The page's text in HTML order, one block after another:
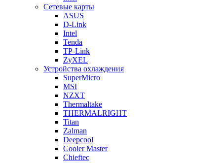
Сетевые карты
ASUS
D-Link
Intel
Tenda
TP-Link
ZyXEL
Устройства охлаждения
SuperMicro
MSI
NZXT
Thermaltake
THERMALRIGHT
Titan
Zalman
Deepcool
Cooler Master
Chieftec